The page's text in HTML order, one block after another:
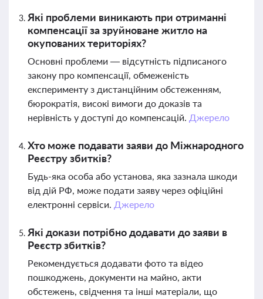
Які проблеми виникають при отриманні
компенсації за зруйноване житло на
окупованих територіях?
Основні проблеми — відсутність підписаного
закону про компенсації, обмеженість
експерименту з дистанційним обстеженням,
бюрократія, високі вимоги до доказів та
нерівність у доступі до компенсацій. Джерело
Хто може подавати заяви до Міжнародного
Реєстру збитків?
Будь-яка особа або установа, яка зазнала шкоди
від дій РФ, може подати заяву через офіційні
електронні сервіси. Джерело
Які докази потрібно додавати до заяви в
Реєстр збитків?
Рекомендується додавати фото та відео
пошкоджень, документи на майно, акти
обстежень, свідчення та інші матеріали, що